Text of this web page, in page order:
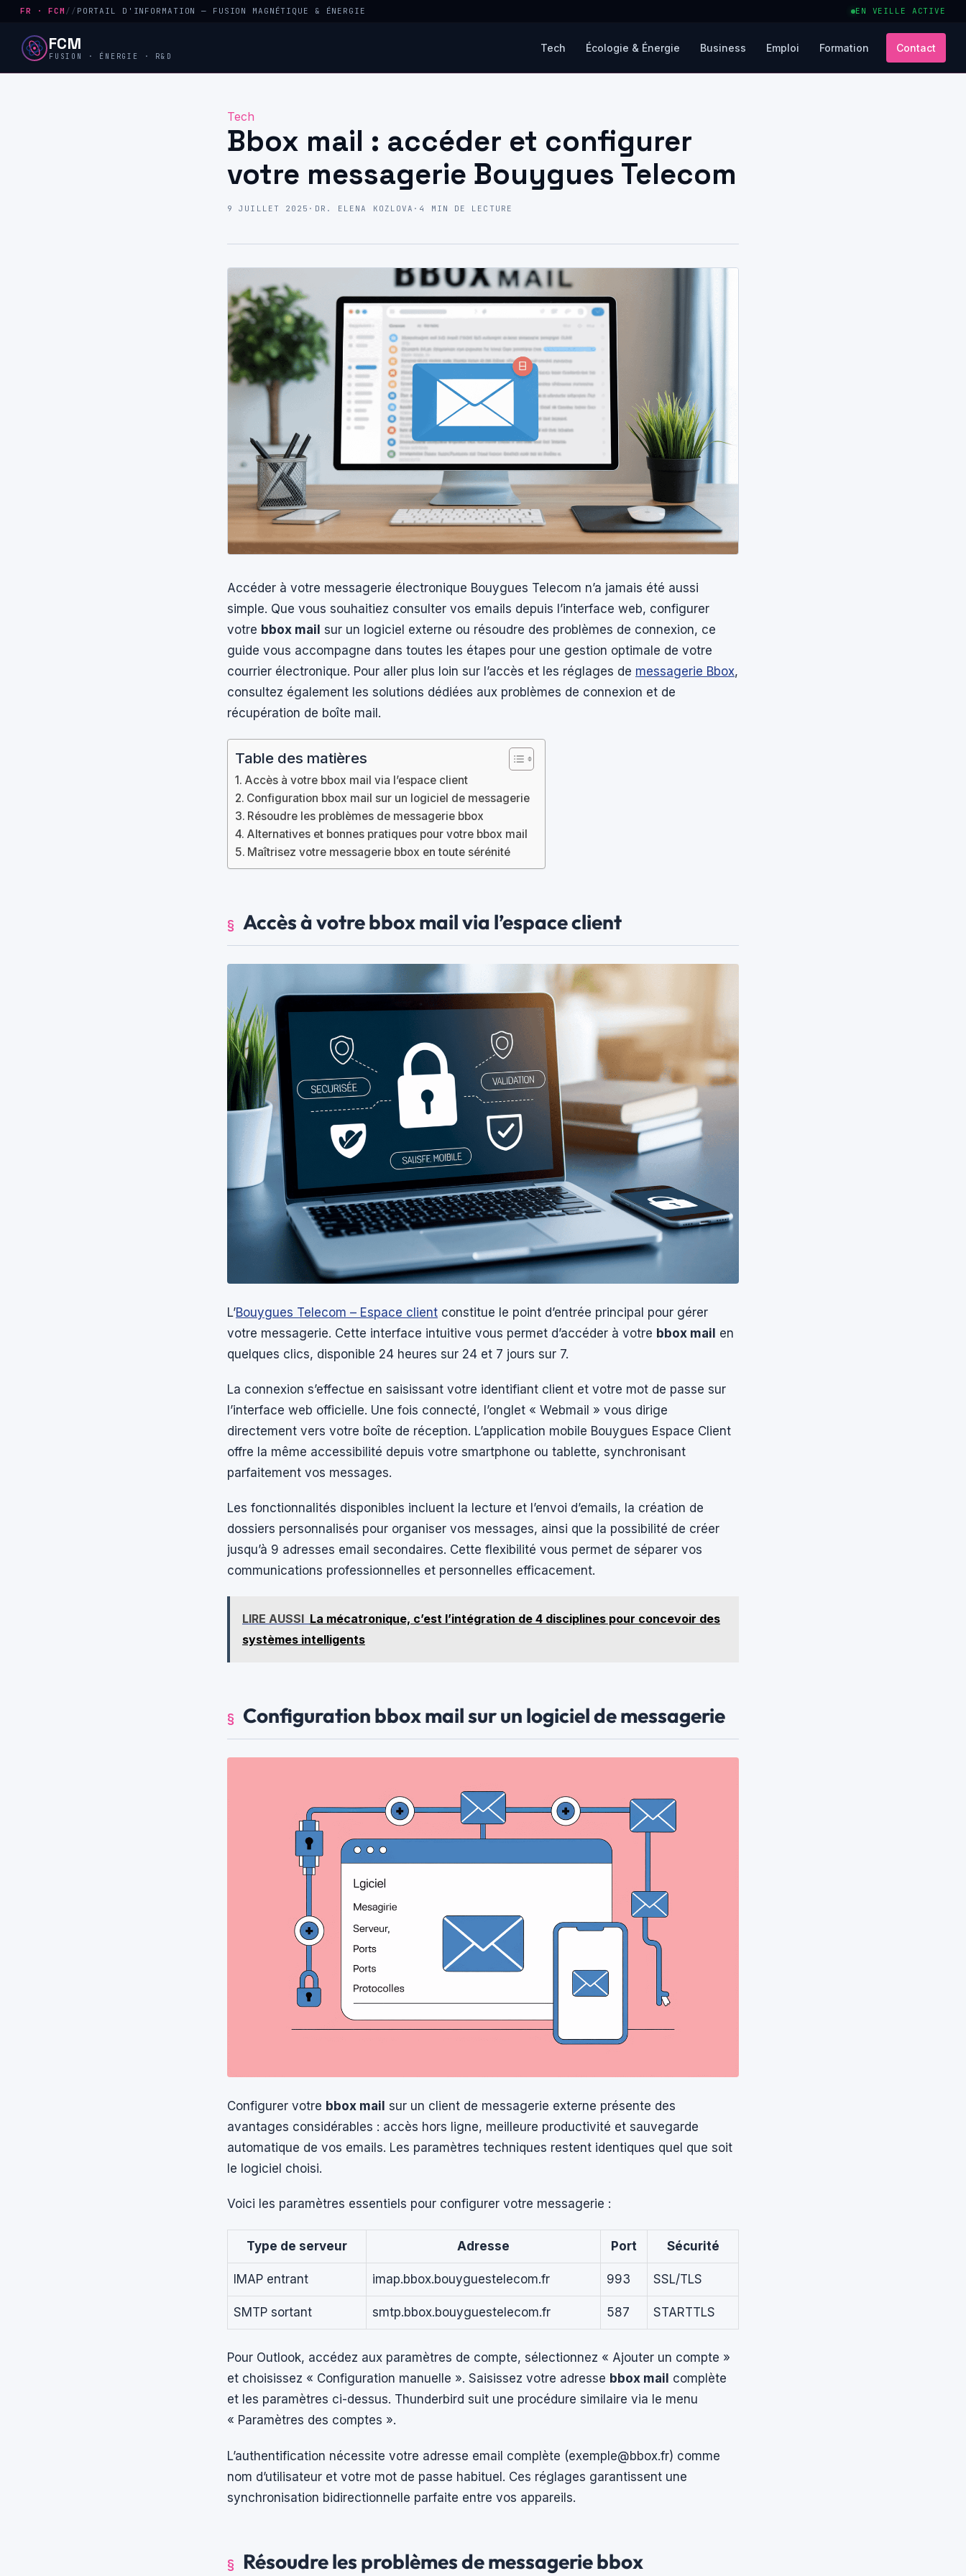
FR · FCM // PORTAIL D'INFORMATION — FUSION MAGNÉTIQUE & ÉNERGIE EN VEILLE ACTIVE
FCM
FUSION · ÉNERGIE · R&D
Tech Écologie & Énergie Business Emploi Formation Contact
Tech
Bbox mail : accéder et configurer
votre messagerie Bouygues Telecom
9 JUILLET 2025 · DR. ELENA KOZLOVA · 4 MIN DE LECTURE
Accéder à votre messagerie électronique Bouygues Telecom n’a jamais été aussi
simple. Que vous souhaitiez consulter vos emails depuis l’interface web, configurer
votre bbox mail sur un logiciel externe ou résoudre des problèmes de connexion, ce
guide vous accompagne dans toutes les étapes pour une gestion optimale de votre
courrier électronique. Pour aller plus loin sur l’accès et les réglages de messagerie Bbox,
consultez également les solutions dédiées aux problèmes de connexion et de
récupération de boîte mail.
Table des matières
Accès à votre bbox mail via l’espace client
Configuration bbox mail sur un logiciel de messagerie
Résoudre les problèmes de messagerie bbox
Alternatives et bonnes pratiques pour votre bbox mail
Maîtrisez votre messagerie bbox en toute sérénité
Accès à votre bbox mail via l’espace client
L’Bouygues Telecom – Espace client constitue le point d’entrée principal pour gérer
votre messagerie. Cette interface intuitive vous permet d’accéder à votre bbox mail en
quelques clics, disponible 24 heures sur 24 et 7 jours sur 7.
La connexion s’effectue en saisissant votre identifiant client et votre mot de passe sur
l’interface web officielle. Une fois connecté, l’onglet « Webmail » vous dirige
directement vers votre boîte de réception. L’application mobile Bouygues Espace Client
offre la même accessibilité depuis votre smartphone ou tablette, synchronisant
parfaitement vos messages.
Les fonctionnalités disponibles incluent la lecture et l’envoi d’emails, la création de
dossiers personnalisés pour organiser vos messages, ainsi que la possibilité de créer
jusqu’à 9 adresses email secondaires. Cette flexibilité vous permet de séparer vos
communications professionnelles et personnelles efficacement.
LIRE AUSSI La mécatronique, c’est l’intégration de 4 disciplines pour concevoir des
systèmes intelligents
Configuration bbox mail sur un logiciel de messagerie
Configurer votre bbox mail sur un client de messagerie externe présente des
avantages considérables : accès hors ligne, meilleure productivité et sauvegarde
automatique de vos emails. Les paramètres techniques restent identiques quel que soit
le logiciel choisi.
Voici les paramètres essentiels pour configurer votre messagerie :
Type de serveur Adresse Port Sécurité
IMAP entrant imap.bbox.bouyguestelecom.fr 993 SSL/TLS
SMTP sortant smtp.bbox.bouyguestelecom.fr 587 STARTTLS
Pour Outlook, accédez aux paramètres de compte, sélectionnez « Ajouter un compte »
et choisissez « Configuration manuelle ». Saisissez votre adresse bbox mail complète
et les paramètres ci-dessus. Thunderbird suit une procédure similaire via le menu
« Paramètres des comptes ».
L’authentification nécessite votre adresse email complète (exemple@bbox.fr) comme
nom d’utilisateur et votre mot de passe habituel. Ces réglages garantissent une
synchronisation bidirectionnelle parfaite entre vos appareils.
Résoudre les problèmes de messagerie bbox